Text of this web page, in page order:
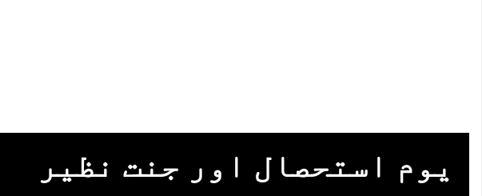
یوم استحصال اور جنت نظیر